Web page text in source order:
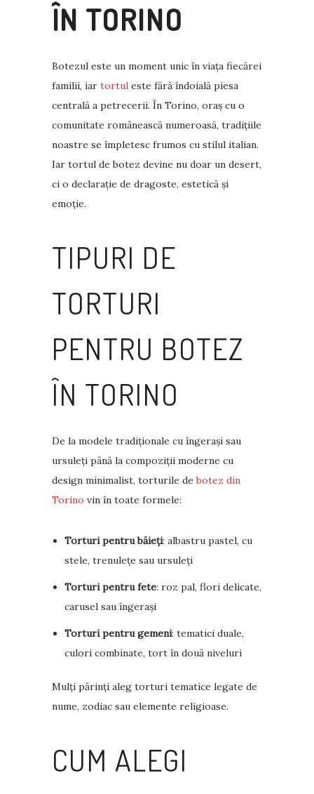
ÎN TORINO
Botezul este un moment unic în viața fiecărei
familii, iar tortul este fără îndoială piesa
centrală a petrecerii. În Torino, oraș cu o
comunitate românească numeroasă, tradițiile
noastre se împletesc frumos cu stilul italian.
Iar tortul de botez devine nu doar un desert,
ci o declarație de dragoste, estetică și
emoție.
TIPURI DE
TORTURI
PENTRU BOTEZ
ÎN TORINO
De la modele tradiționale cu îngerași sau
ursuleți până la compoziții moderne cu
design minimalist, torturile debotez din
Torino vin în toate formele:
Torturi pentru băieți: albastru pastel, cu
stele, trenulețe sau ursuleți
Torturi pentru fete: roz pal, flori delicate,
carusel sau îngerași
Torturi pentru gemeni: tematici duale,
culori combinate, tort în două niveluri
Mulți părinți aleg torturi tematice legate de
nume, zodiac sau elemente religioase.
CUM ALEGI